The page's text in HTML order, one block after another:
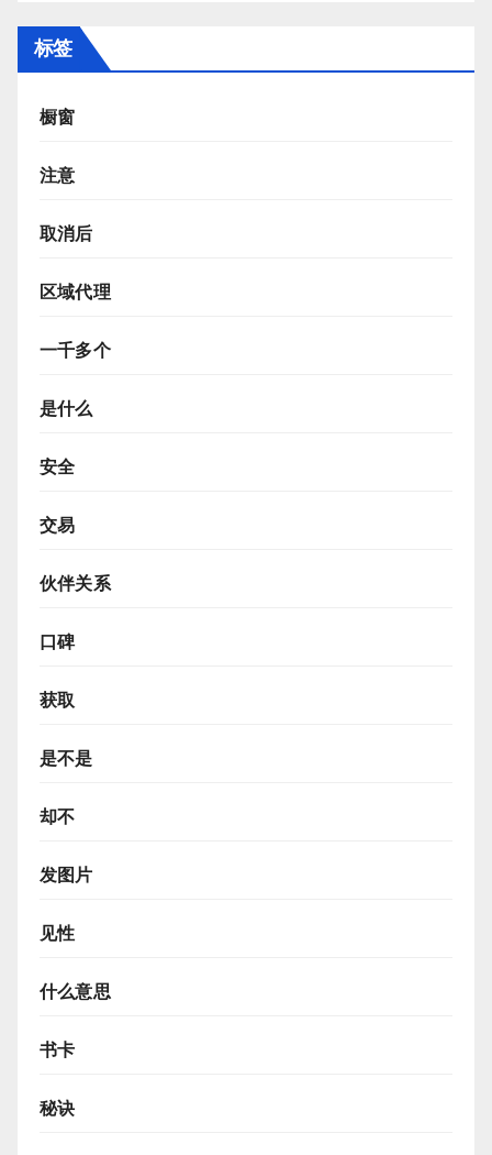
标签
橱窗
注意
取消后
区域代理
一千多个
是什么
安全
交易
伙伴关系
口碑
获取
是不是
却不
发图片
见性
什么意思
书卡
秘诀